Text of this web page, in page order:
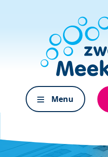
Menu